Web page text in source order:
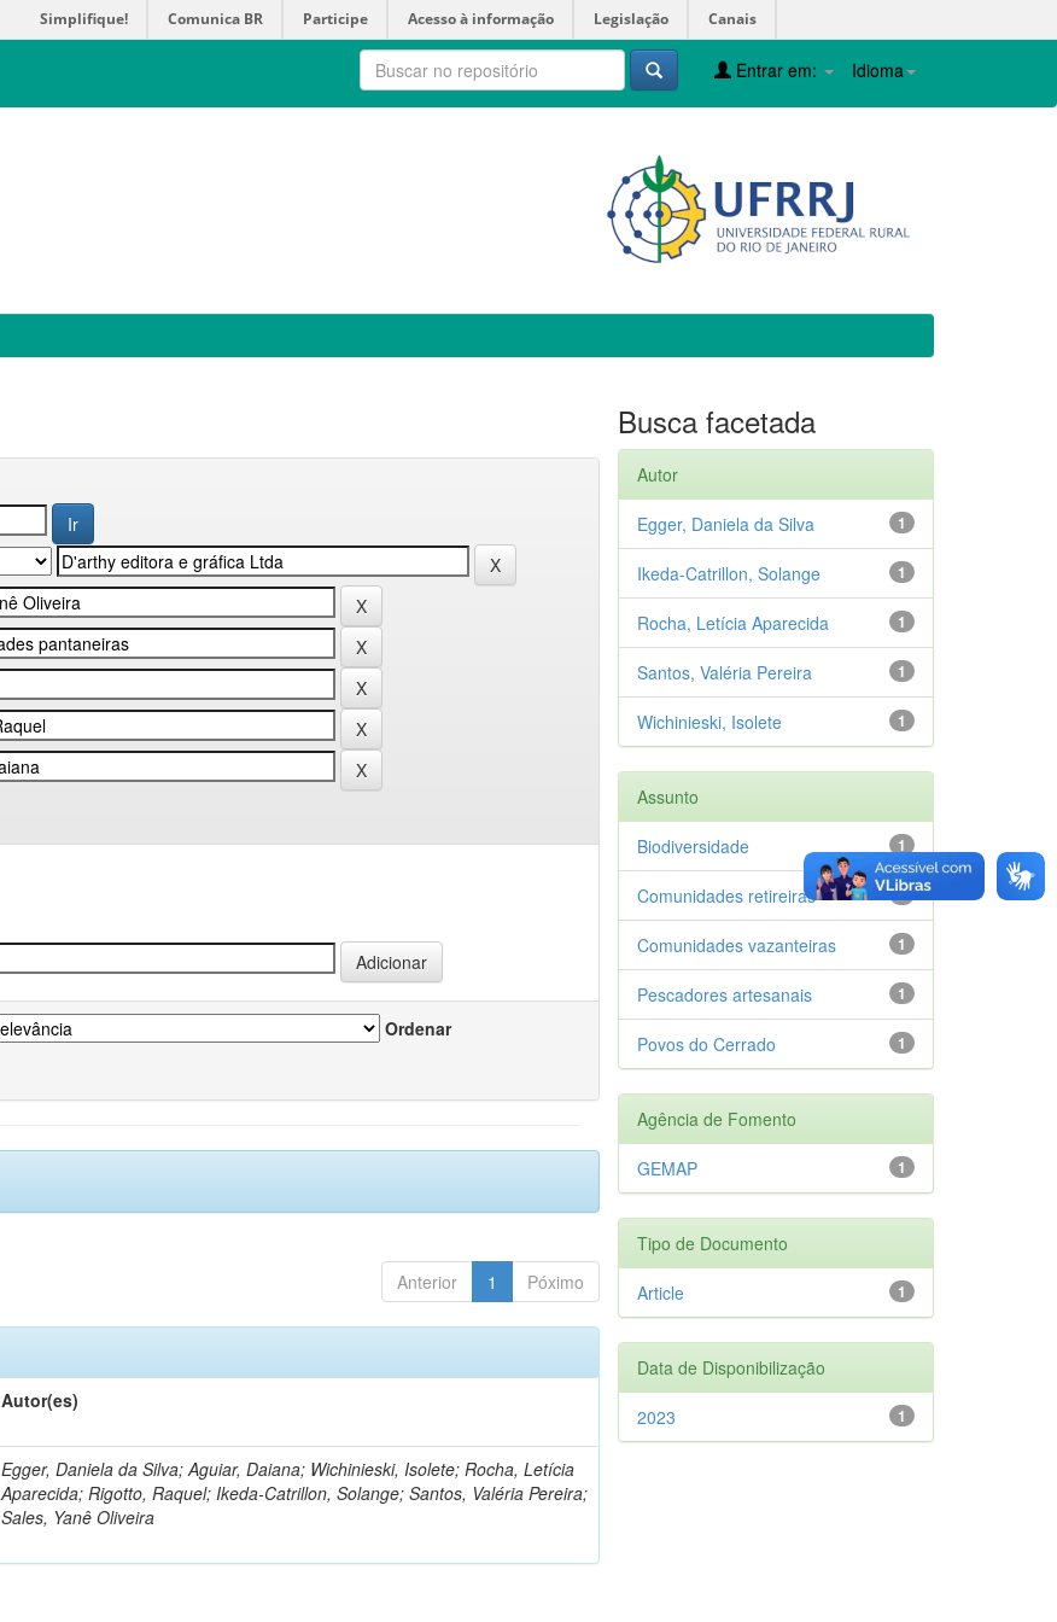
Simplifique! Comunica BR Participe Acesso à informação Legislação Canais
Idioma
Entrar em:
Ordenar
Anterior 1 Póximo
Autor(es)
Egger, Daniela da Silva; Aguiar, Daiana; Wichinieski, Isolete; Rocha, Letícia
Aparecida; Rigotto, Raquel; Ikeda-Catrillon, Solange; Santos, Valéria Pereira;
Sales, Yanê Oliveira
Busca facetada
Autor
1
Egger, Daniela da Silva
1
Ikeda-Catrillon, Solange
1
Rocha, Letícia Aparecida
1
Santos, Valéria Pereira
1
Wichinieski, Isolete
Assunto
1
Biodiversidade
1
Comunidades retireiras
1
Comunidades vazanteiras
1
Pescadores artesanais
1
Povos do Cerrado
Agência de Fomento
1
GEMAP
Tipo de Documento
1
Article
Data de Disponibilização
1
2023